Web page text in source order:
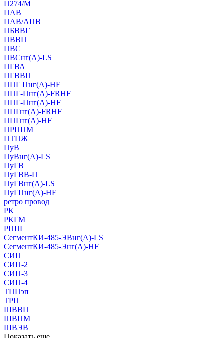
П274/М
ПАВ
ПАВ/АПВ
ПБВВГ
ПВВП
ПВС
ПВСнг(А)-LS
ПГВА
ПГВВП
ППГ Пнг(А)-HF
ППГ-Пнг(А)-FRHF
ППГ-Пнг(А)-HF
ППГнг(А)-FRHF
ППГнг(А)-HF
ПРППМ
ПТПЖ
ПуВ
ПуВнг(А)-LS
ПуГВ
ПуГВВ-П
ПуГВнг(А)-LS
ПуГПнг(А)-HF
ретро провод
РК
РКГМ
РПШ
СегментКИ-485-ЭВнг(А)-LS
СегментКИ-485-Энг(А)-HF
СИП
СИП-2
СИП-3
СИП-4
ТППэп
ТРП
ШВВП
ШВПМ
ШВЭВ
Показать еще